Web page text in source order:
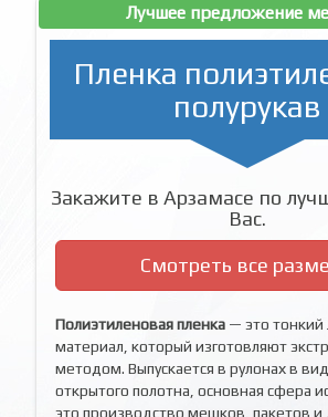
Лучшее предложение
Пленка
полурукав
Закажите в Арзамасе по
Вас.
Смотреть все
Полиэтиленовая пленка — это тонкий
материал, который изготовляют
методом. Выпускается в рулонах в
открытого полотна, основная сфера
это производство мешков, пакетов и